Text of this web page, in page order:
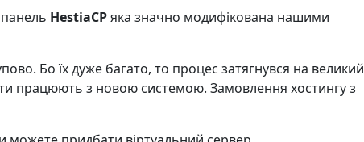
панель HestiaCPяка значно модифікована нашими
Бо їх дуже багато, то процес затягнувся на великий
працюють з новою системою. Замовлення хостингу з